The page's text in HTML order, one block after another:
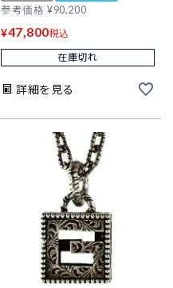
参考価格 ¥90,200
¥47,800税込
在庫切れ
詳細を見る